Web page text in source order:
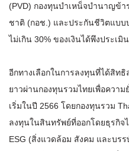
(PVD) กองทุนบำเหน็จบำนาญข้
ชาติ (กอช.) และประกันชีวิตแบ
ไม่เกิน 30% ของเงินได้พึงประเ
อีกทางเลือกในการลงทุนที่ได้สิท
ยาวผ่านกองทุนรวมไทยเพื่อควา
เริ่มในปี 2566 โดยกองทุนรวม
ลงทุนในสินทรัพย์ที่ออกโดยธุรกิจ
ESG (สิ่งแวดล้อม สังคม และบร